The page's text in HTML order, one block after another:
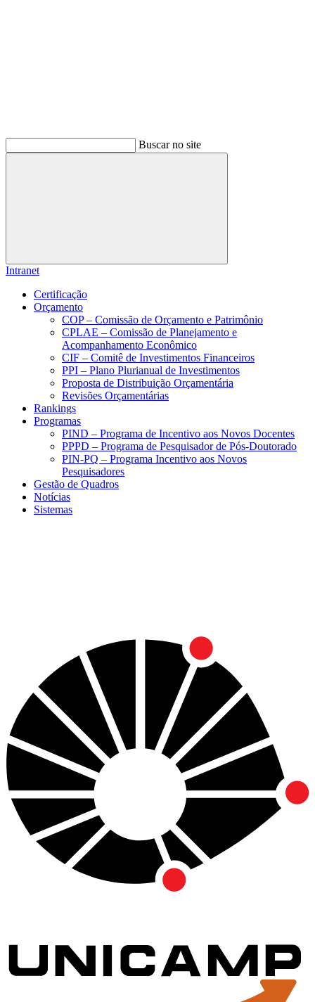
Buscar no site
Buscar
Intranet
Certificação
Orçamento
COP – Comissão de Orçamento e Patrimônio
CPLAE – Comissão de Planejamento e
Acompanhamento Econômico
CIF – Comitê de Investimentos Financeiros
PPI – Plano Plurianual de Investimentos
Proposta de Distribuição Orçamentária
Revisões Orçamentárias
Rankings
Programas
PIND – Programa de Incentivo aos Novos Docentes
PPPD – Programa de Pesquisador de Pós-Doutorado
PIN-PQ – Programa Incentivo aos Novos
Pesquisadores
Gestão de Quadros
Notícias
Sistemas